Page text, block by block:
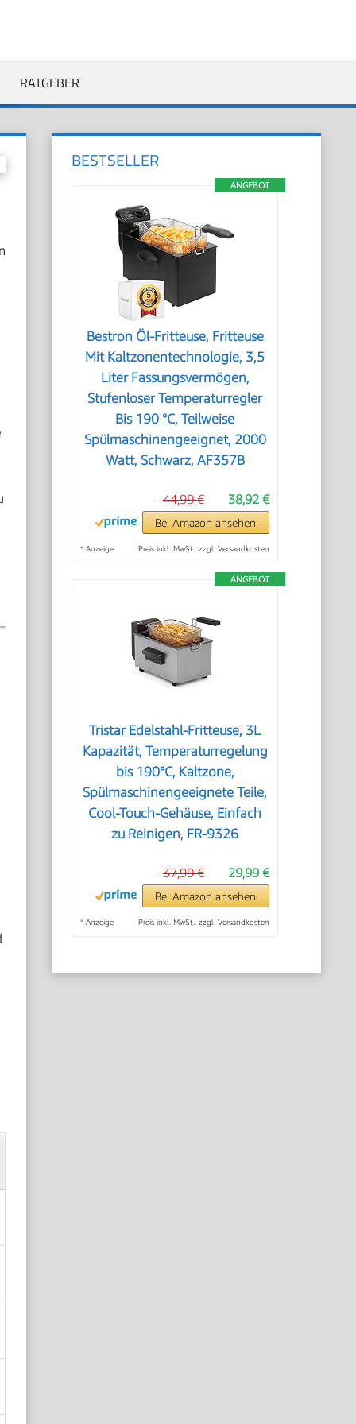
RATGEBER
BESTSELLER
ANGEBOT
Bestron Öl-Fritteuse, Fritteuse
Mit Kaltzonentechnologie, 3,5
Liter Fassungsvermögen,
Stufenloser Temperaturregler
Bis 190 °C, Teilweise
Spülmaschinengeeignet, 2000
Watt, Schwarz, AF357B
38,92 €
44,99 €
Bei Amazon ansehen
* Anzeige Preis inkl. MwSt., zzgl. Versandkosten
ANGEBOT
Tristar Edelstahl-Fritteuse, 3L
Kapazität, Temperaturregelung
bis 190°C, Kaltzone,
Spülmaschinengeeignete Teile,
Cool-Touch-Gehäuse, Einfach
zu Reinigen, FR-9326
29,99 €
37,99 €
Bei Amazon ansehen
* Anzeige Preis inkl. MwSt., zzgl. Versandkosten